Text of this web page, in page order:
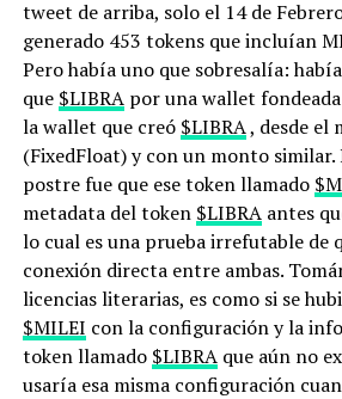
tweet de arriba, solo el 14 de
generado 453 tokens que incluían
Pero había uno que sobresalía:
que $LIBRApor una wallet
la wallet que creó $LIBRA, desde el
(FixedFloat) y con un monto
postre fue que ese token llamado
metadata del token $LIBRAantes
lo cual es una prueba irrefutable de
conexión directa entre ambas.
licencias literarias, es como si se
$MILEI con la configuración y la
token llamado $LIBRAque aún no
usaría esa misma configuración